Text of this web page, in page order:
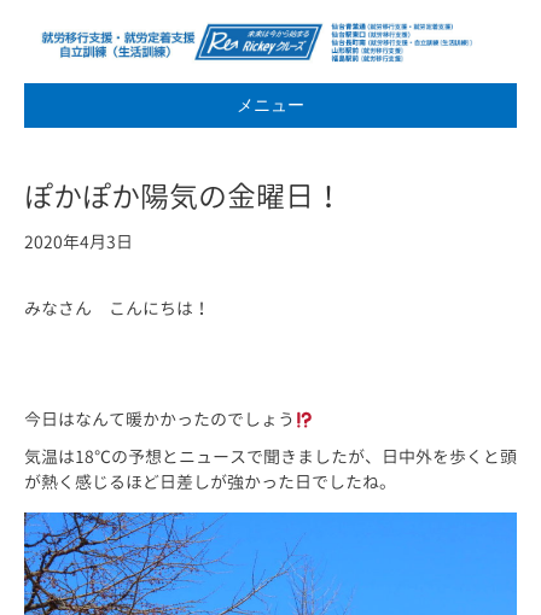
メニュー
ぽかぽか陽気の金曜日！
2020年4月3日
みなさん こんにちは！
今日はなんて暖かかったのでしょう
気温は18℃の予想とニュースで聞きましたが、日中外を歩くと頭
が熱く感じるほど日差しが強かった日でしたね。